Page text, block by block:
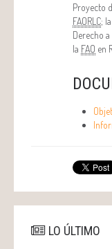
Proyecto
FAORLC;
Derecho
la FAO en
LO ÚLTIMO